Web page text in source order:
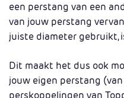
een perstang van een
van jouw perstang
juiste diameter gebruikt,
Dit maakt het dus ook
jouw eigen perstang
perskoppelingen van